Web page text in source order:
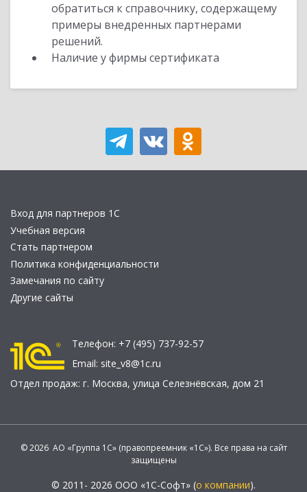
обратиться к справочнику, содержащему
примеры внедренных партнерами
решений.
Наличие у фирмы сертификата
Вход для партнеров 1С
Учебная версия
Стать партнером
Политика конфиденциальности
Замечания по сайту
Другие сайты
Телефон: +7 (495) 737-92-57
Email: site_v8@1c.ru
Отдел продаж: г. Москва, улица Селезнёвская, дом 21
© 2026 АО «Группа 1С» (правопреемник «1С»). Все права на сайт
защищены
© 2011- 2026 ООО «1С-Софт» (о компании).